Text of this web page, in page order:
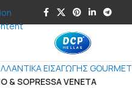
ΕΙΣΑΓΩΓΗΣ GOURMET
& SOPRESSA VENETA